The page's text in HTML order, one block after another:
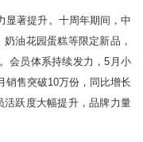
著提升。十周年期间，中
油花园蛋糕等限定新品，
会员体系持续发力，5月小
销售突破10万份，同比增长
活跃度大幅提升，品牌力量